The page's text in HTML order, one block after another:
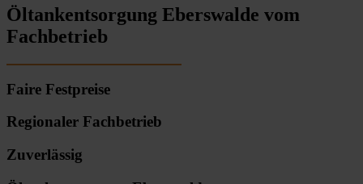
Öltankentsorgung Eberswalde vom
Fachbetrieb
Faire Festpreise
Regionaler Fachbetrieb
Zuverlässig